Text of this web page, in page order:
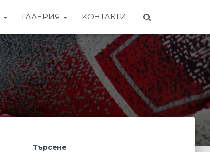
ГАЛЕРИЯ KОНТАКТИ
Търсене